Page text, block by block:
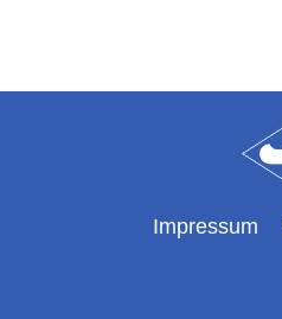
Impressum